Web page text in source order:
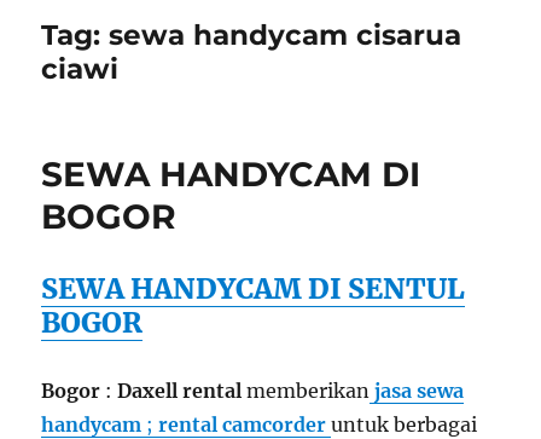
Tag:sewa handycam cisarua
ciawi
SEWA HANDYCAM DI
BOGOR
SEWA HANDYCAM DI SENTUL
BOGOR
Bogor :Daxell rental memberikan jasa sewa
handycam ;rental camcorder untuk berbagai